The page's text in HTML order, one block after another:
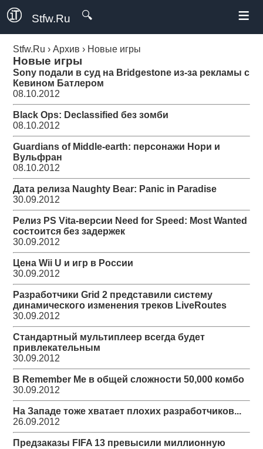
Stfw.Ru 🔍 ≡
Stfw.Ru ›Архив › Новые игры
Новые игры
Sony подали в суд на Bridgestone из-за рекламы с
Кевином Батлером
08.10.2012
Black Ops: Declassified без зомби
08.10.2012
Guardians of Middle-earth: персонажи Нори и
Вульфран
08.10.2012
Дата релиза Naughty Bear: Panic in Paradise
30.09.2012
Релиз PS Vita-версии Need for Speed: Most Wanted
состоится без задержек
30.09.2012
Цена Wii U и игр в России
30.09.2012
Разработчики Grid 2 представили систему
динамического изменения треков LiveRoutes
30.09.2012
Стандартный мультиплеер всегда будет
привлекательным
30.09.2012
В Remember Me в общей сложности 50,000 комбо
30.09.2012
На Западе тоже хватает плохих разработчиков...
26.09.2012
Предзаказы FIFA 13 превысили миллионную